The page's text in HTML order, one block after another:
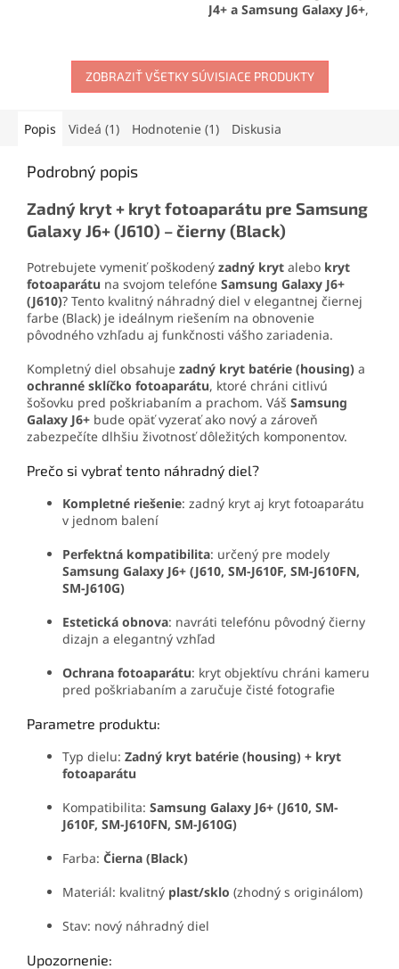
aplikačnej špičke sa
J4+ a Samsung Galaxy J6+,
dotykovú plochu. Kompletná
sada obsahuje LCD displej a
dotykovú plochu pre
ZOBRAZIŤ VŠETKY SÚVISIACE PRODUKTY
Popis Videá (1) Hodnotenie (1) Diskusia
Podrobný popis
Zadný kryt + kryt fotoaparátu pre Samsung
Galaxy J6+ (J610) – čierny (Black)
Potrebujete vymeniť poškodený zadný kryt alebo kryt
fotoaparátu na svojom telefóne Samsung Galaxy J6+
(J610)? Tento kvalitný náhradný diel v elegantnej čiernej
farbe (Black) je ideálnym riešením na obnovenie
pôvodného vzhľadu aj funkčnosti vášho zariadenia.
Kompletný diel obsahuje zadný kryt batérie (housing) a
ochranné sklíčko fotoaparátu, ktoré chráni citlivú
šošovku pred poškriabaním a prachom. Váš Samsung
Galaxy J6+ bude opäť vyzerať ako nový a zároveň
zabezpečíte dlhšiu životnosť dôležitých komponentov.
Prečo si vybrať tento náhradný diel?
Kompletné riešenie: zadný kryt aj kryt fotoaparátu
v jednom balení
Perfektná kompatibilita: určený pre modely
Samsung Galaxy J6+ (J610, SM-J610F, SM-J610FN,
SM-J610G)
Estetická obnova: navráti telefónu pôvodný čierny
dizajn a elegantný vzhľad
Ochrana fotoaparátu: kryt objektívu chráni kameru
pred poškriabaním a zaručuje čisté fotografie
Parametre produktu:
Typ dielu: Zadný kryt batérie (housing) + kryt
fotoaparátu
Kompatibilita: Samsung Galaxy J6+ (J610, SM-
J610F, SM-J610FN, SM-J610G)
Farba: Čierna (Black)
Materiál: kvalitný plast/sklo (zhodný s originálom)
Stav: nový náhradný diel
Upozornenie: